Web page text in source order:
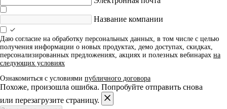
Название компании
Даю согласие на обработку персональных данных, в том числе с целью
получения информации о новых продуктах, демо доступах, скидках,
персонализированных предложениях, акциях и полезных вебинарах на
следующих условиях
Ознакомиться с условиями публичного договора
Похоже, произошла ошибка. Попробуйте отправить снова
или перезагрузите страницу.